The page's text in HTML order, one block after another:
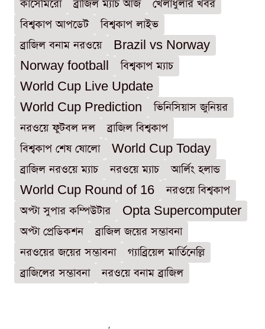
কাসেমিরো ব্রাজিল ম্যাচ আজ
খেলাধুলার খবর
বিশ্বকাপ আপডেট
বিশ্বকাপ লাইভ
ব্রাজিল বনাম নরওয়ে
Brazil vs Norway
Norway football
বিশ্বকাপ ম্যাচ
World Cup Live Update
World Cup Prediction
ভিনিসিয়াস জুনিয়র
নরওয়ে ফুটবল দল
ব্রাজিল বিশ্বকাপ
বিশ্বকাপ শেষ ষোলো
World Cup Today
ব্রাজিল নরওয়ে ম্যাচ
নরওয়ে ম্যাচ
আর্লিং হলান্ড
World Cup Round of 16
নরওয়ে বিশ্বকাপ
অপ্টা সুপার কম্পিউটার
Opta Supercomputer
অপ্টা প্রেডিকশন
ব্রাজিল জয়ের সম্ভাবনা
নরওয়ের জয়ের সম্ভাবনা
গ্যাব্রিয়েল মার্তিনেল্লি
ব্রাজিলের সম্ভাবনা
নরওয়ে বনাম ব্রাজিল